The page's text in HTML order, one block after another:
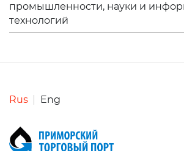
промышленности, науки и
технологий
Rus Eng